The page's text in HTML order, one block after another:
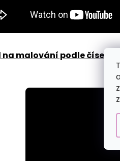
malování podle čísel zde